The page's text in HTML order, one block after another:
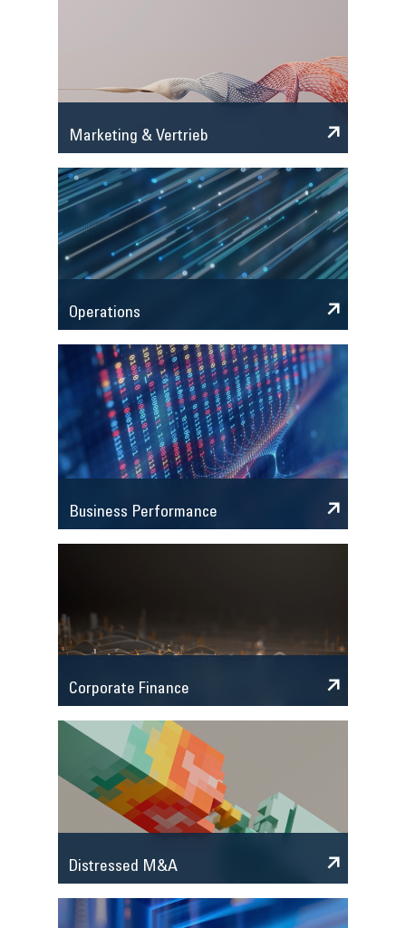
Marketing & Vertrieb
Operations
Business Performance
Corporate Finance
Distressed M&A